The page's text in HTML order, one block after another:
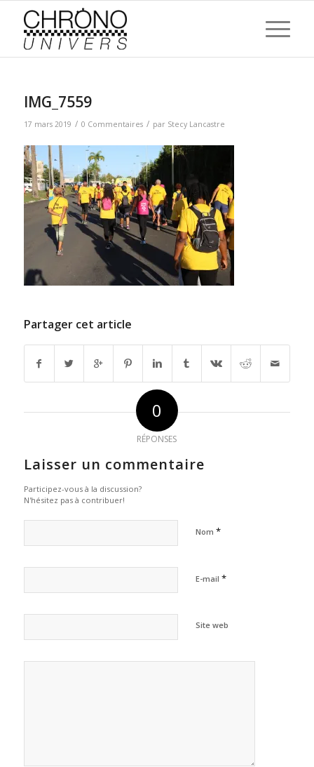
IMG_7559
17 mars 2019 / 0 Commentaires / par Stecy Lancastre
Partager cet article
0
RÉPONSES
Laisser un commentaire
Participez-vous à la discussion?
N'hésitez pas à contribuer!
Nom *
E-mail *
Site web